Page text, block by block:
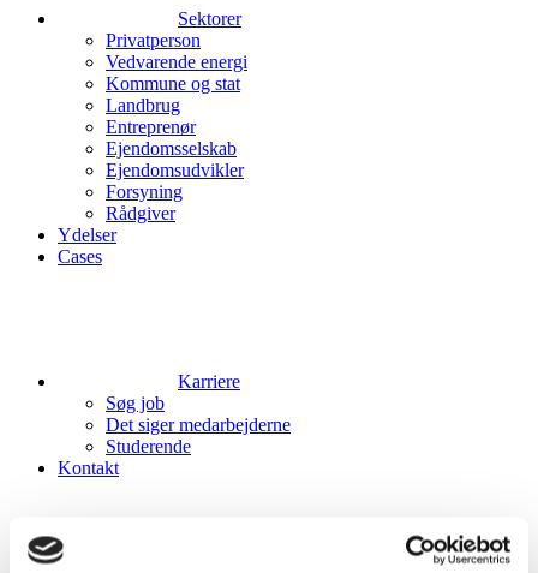
Sektorer
Privatperson
Vedvarende energi
Kommune og stat
Landbrug
Entreprenør
Ejendomsselskab
Ejendomsudvikler
Forsyning
Rådgiver
Ydelser
Cases
Karriere
Søg job
Det siger medarbejderne
Studerende
Kontakt